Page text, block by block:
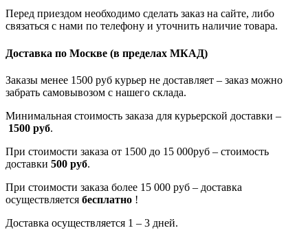
Перед приездом необходимо сделать заказ на сайте, либо
связаться с нами по телефону и уточнить наличие товара.
Доставка по Москве (в пределах МКАД)
Заказы менее 1500 руб курьер не доставляет – заказ можно
забрать самовывозом с нашего склада.
Минимальная стоимость заказа для курьерской доставки –
1500 руб.
При стоимости заказа от 1500 до 15 000руб – стоимость
доставки 500 руб.
При стоимости заказа более 15 000 руб – доставка
осуществляется бесплатно !
Доставка осуществляется 1 – 3 дней.